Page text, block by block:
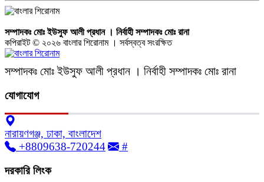
সম্পাদকঃ মোঃ ইউসুফ আলী প্রধান । নির্বাহী সম্পাদকঃ মোঃ রানা
কপিরাইট © ২০২৬ বাংলার শিরোনাম । সর্বস্বত্ব সংরক্ষিত
সম্পাদকঃ মোঃ ইউসুফ আলী প্রধান । নির্বাহী সম্পাদকঃ মোঃ রানা
যোগাযোগ
নারায়ণগঞ্জ, ঢাকা, বাংলাদেশ
+8809638-720244
#
দরকারি লিংক